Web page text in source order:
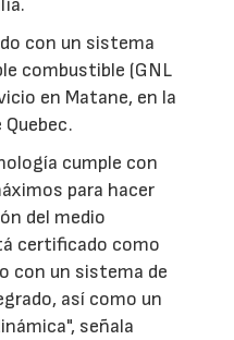
con un sistema
combustible (GNL
en Matane, en la
cumple con
para hacer
del medio
certificado como
con un sistema de
así como un
señala